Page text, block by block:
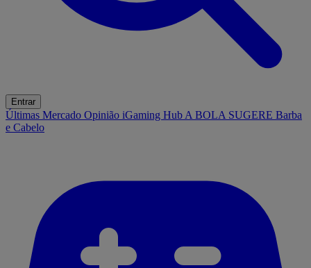
Entrar
Últimas Mercado Opinião iGaming Hub A BOLA SUGERE Barba
e Cabelo